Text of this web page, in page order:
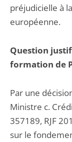
préjudicielle à
européenne.
Question
formation de
Par une
Ministre c.
357189, RJF
sur le